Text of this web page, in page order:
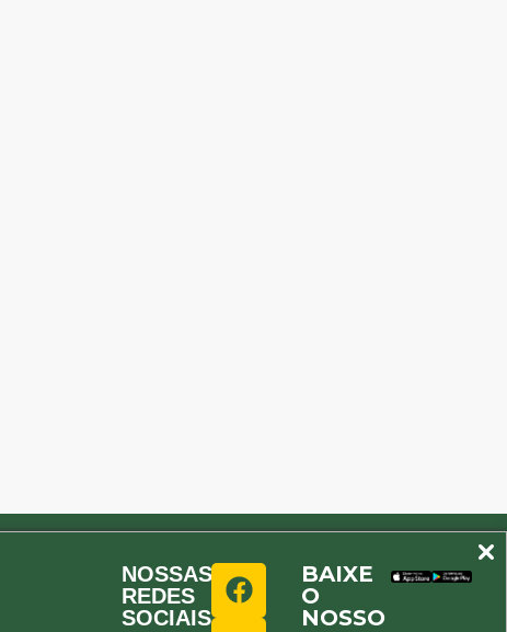
NOSSAS
REDES
SOCIAIS
BAIXE
O
NOSSO